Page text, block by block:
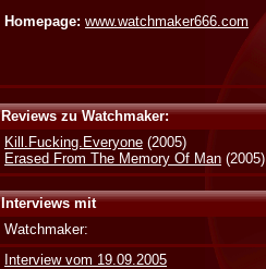
Homepage: www.watchmaker666.com
Reviews zu Watchmaker:
Kill.Fucking.Everyone (2005)
Erased From The Memory Of Man (2005)
Interviews mit
Watchmaker:
Interview vom 19.09.2005